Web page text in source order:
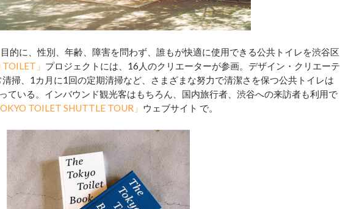
的に、性別、年齢、障害を問わず、誰もが快適に使用できる公共トイレを渋谷区
」 プロジェクトには、16人のクリエーターが参画。デザイン・クリエーテ
掃、1カ月に1回の定期清掃など、さまざまな努力で清潔さを保つ公共トイレは
ている。インバウンド観光客はもちろん、国内旅行者、渋谷への来訪者も利用で
TOILET SHUTTLE TOUR」 ウェブサイト で。